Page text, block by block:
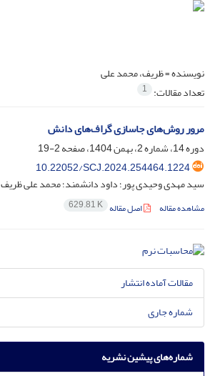
نویسنده =ظریف، محمد علی
تعداد مقالات: 1
مرور روش‌های جاسازی گراف‌های دانش
دوره 14، شماره 2، بهمن 1404، صفحه
2-19
10.22052/SCJ.2024.254464.1224
سید مهدی وحیدی پور؛ داود دانشمند؛ محمد علی ظریف
مشاهده مقاله اصل مقاله 629.81 K
مقالات آماده انتشار
شماره جاری
شماره‌های پیشین نشریه